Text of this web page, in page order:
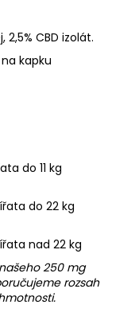
2,5% CBD izolát.
kapku
do 11 kg
do 22 kg
nad 22 kg
250 mg
rozsah